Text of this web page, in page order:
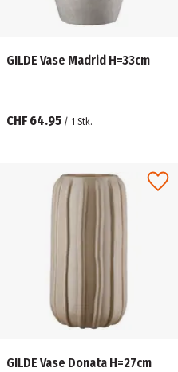
GILDE Vase Madrid H=33cm
CHF 64.95 / 1 Stk.
GILDE Vase Donata H=27cm